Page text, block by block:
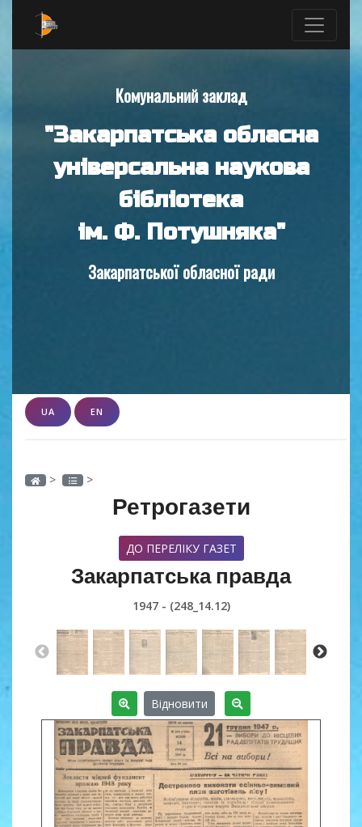
Комунальний заклад
"Закарпатська обласна
універсальна наукова
бібліотека
ім. Ф. Потушняка"
Закарпатської обласної ради
UA EN
> >
Ретрогазети
ДО ПЕРЕЛІКУ ГАЗЕТ
Закарпатська правда
1947 - (248_14.12)
Відновити